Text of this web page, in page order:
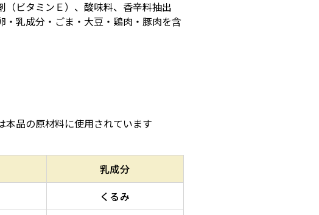
ビタミンＥ）、酸味料、香辛料抽出
乳成分・ごま・大豆・鶏肉・豚肉を含
品の原材料に使用されています
乳成分
くるみ